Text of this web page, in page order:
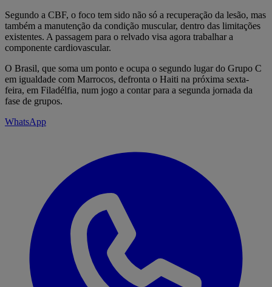
Segundo a CBF, o foco tem sido não só a recuperação da lesão, mas
também a manutenção da condição muscular, dentro das limitações
existentes. A passagem para o relvado visa agora trabalhar a
componente cardiovascular.
O Brasil, que soma um ponto e ocupa o segundo lugar do Grupo C
em igualdade com Marrocos, defronta o Haiti na próxima sexta-
feira, em Filadélfia, num jogo a contar para a segunda jornada da
fase de grupos.
WhatsApp